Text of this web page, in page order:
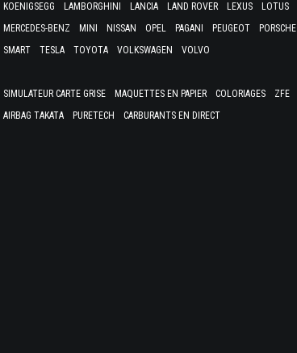
KOENIGSEGG
LAMBORGHINI LANCIA LAND ROVER LEXUS LOTUS
MERCEDES-BENZ
MINI NISSAN OPEL PAGANI PEUGEOT PORSCHE
SMART
TESLA TOYOTA VOLKSWAGEN VOLVO
SIMULATEUR CARTE GRISE MAQUETTES EN PAPIER COLORIAGES ZFE
AIRBAG TAKATA
PURETECH CARBURANTS EN DIRECT